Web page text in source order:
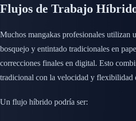
Flujos de Trabajo
Muchos mangakas profesionales utilizan
bosquejo y entintado tradicionales en
correcciones finales en digital. Esto
tradicional con la velocidad y flexibilidad
Un flujo híbrido podría ser: